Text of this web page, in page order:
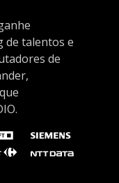
de talentos e
de